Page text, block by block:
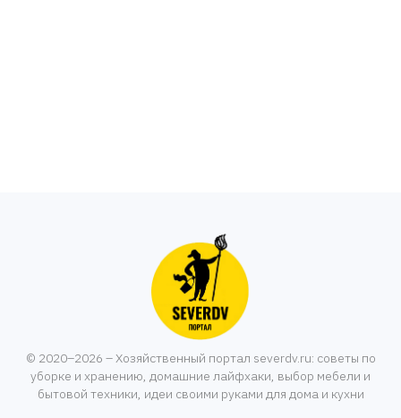
© 2020–2026 – Хозяйственный портал severdv.ru: советы по
уборке и хранению, домашние лайфхаки, выбор мебели и
бытовой техники, идеи своими руками для дома и кухни